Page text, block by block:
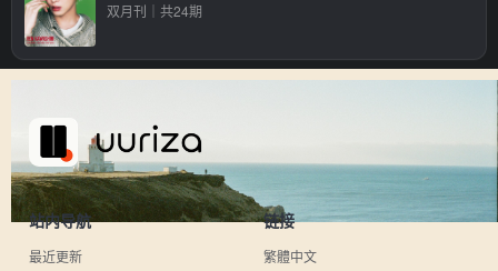
双月刊｜共24期
站内导航
最近更新
链接
繁體中文